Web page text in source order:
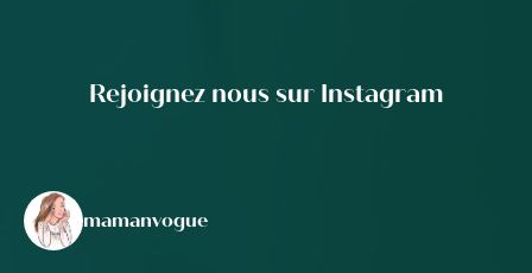
Rejoignez nous sur Instagram
mamanvogue